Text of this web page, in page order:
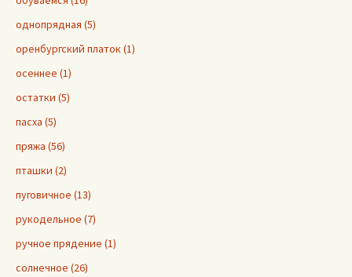
однопрядная (5)
оренбургский платок (1)
осеннее (1)
остатки (5)
пасха (5)
пряжа (56)
пташки (2)
пуговичное (13)
рукодельное (7)
ручное прядение (1)
солнечное (26)